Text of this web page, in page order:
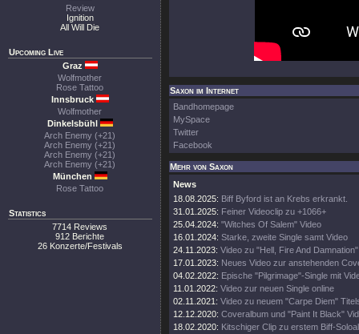
Review
Ignition
All Will Die
Upcoming Live
Graz
Wolfmother
Rose Tattoo
Innsbruck
Wolfmother
Dinkelsbühl
Arch Enemy (+21)
Arch Enemy (+21)
Arch Enemy (+21)
Arch Enemy (+21)
München
Rose Tattoo
Statistics
7714 Reviews
912 Berichte
26 Konzerte/Festivals
Saxon im Internet
Bandhomepage
MySpace
Twitter
Facebook
Mehr von Saxon
News
18.08.2025: Biff Byford ist an Krebs erkrankt.
31.01.2025: Feiner Videoclip zu +1066+
25.04.2024: "Witches Of Salem" Video
16.01.2024: Starke, zweite Single samt Video
24.11.2023: Video zu "Hell, Fire And
17.01.2023: Neues Video zur anstehenden
04.02.2022: Epische "Pilgrimage"-Single mit
11.01.2022: Video zur neuen Single online
02.11.2021: Video zu neuem "Carpe Diem"
12.12.2020: Coveralbum und "Paint It Black"
18.02.2020: Kitschiger Clip zu erstem Biff-